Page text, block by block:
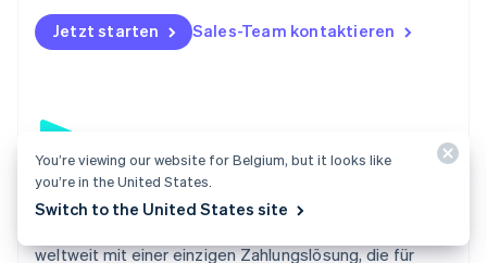
Jetzt starten Sales-Team kontaktieren
Payments
weltweit mit einer einzigen Zahlungslösung, die für
Polen
English
Portugal
SvenskaEnglish
Schweiz
DeutschFrançaisItalianoEnglish
English简体中文
You’re viewing our website for Belgium, but it looks like
you’re in the United States.
Switch to the United States site